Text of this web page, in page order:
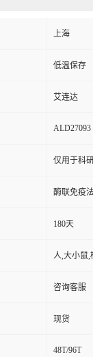
上海
低温保存
艾连达
ALD27093
仅用于科
酶联免疫
180天
人,大小鼠,
咨询客服
现货
48T/96T